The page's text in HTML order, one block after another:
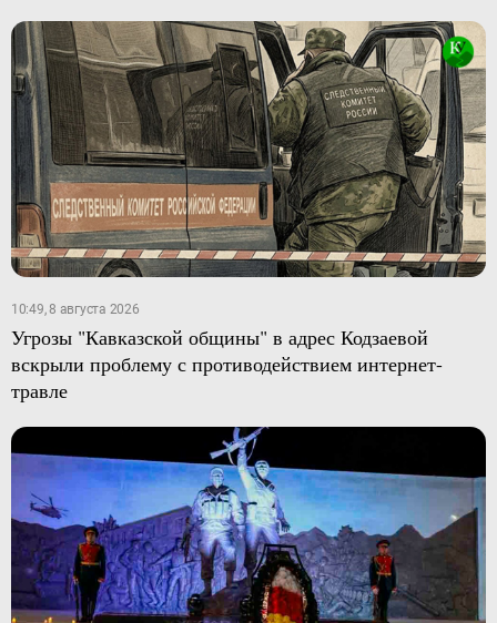
10:49, 8 августа 2026
Угрозы "Кавказской общины" в адрес Кодзаевой
вскрыли проблему с противодействием интернет-
травле